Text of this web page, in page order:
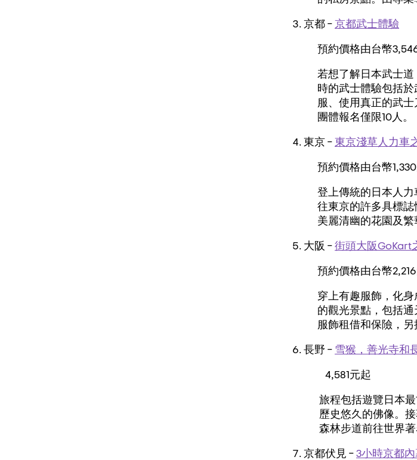
京都 –京都武士體驗
預約價格由台幣
若想了解日本武士
時的武士體驗包括
服、使用真正的武
團體報名僅限10人。
東京 –東京淺草人力車
預約價格由台幣
登上傳統的日本人
往東京的許多具標
美麗清幽的花園及繁
大阪 –街頭大阪GoKart
預約價格由台幣
穿上有趣服飾，化
的觀光景點，包括
服飾租借和保險，另
長野 – 雪猴，善光寺和
4,581元起
旅程包括遊覽日本
歷史悠久的佛像。
森林步道前往世界
京都伏見 –3小時京都